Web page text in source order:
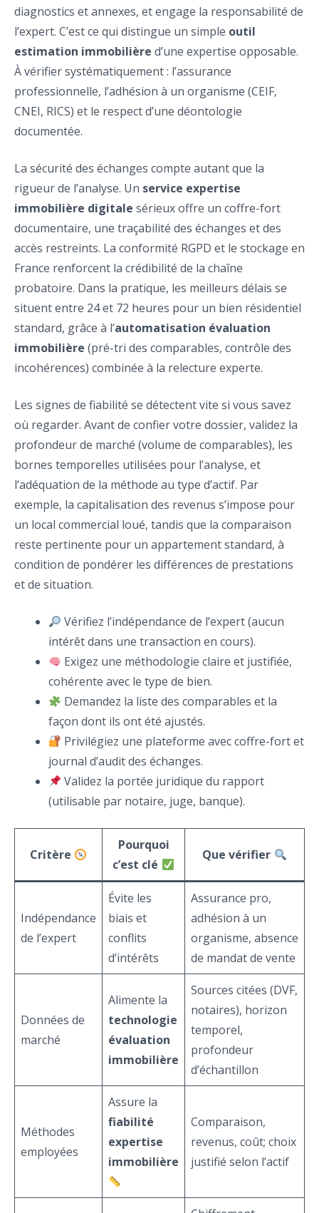
diagnostics et annexes, et engage la responsabilité de
l’expert. C’est ce qui distingue un simple outil
estimation immobilière d’une expertise opposable.
À vérifier systématiquement : l’assurance
professionnelle, l’adhésion à un organisme (CEIF,
CNEI, RICS) et le respect d’une déontologie
documentée.
La sécurité des échanges compte autant que la
rigueur de l’analyse. Un service expertise
immobilière digitale sérieux offre un coffre-fort
documentaire, une traçabilité des échanges et des
accès restreints. La conformité RGPD et le stockage en
France renforcent la crédibilité de la chaîne
probatoire. Dans la pratique, les meilleurs délais se
situent entre 24 et 72 heures pour un bien résidentiel
standard, grâce à l’automatisation évaluation
immobilière (pré-tri des comparables, contrôle des
incohérences) combinée à la relecture experte.
Les signes de fiabilité se détectent vite si vous savez
où regarder. Avant de confier votre dossier, validez la
profondeur de marché (volume de comparables), les
bornes temporelles utilisées pour l’analyse, et
l’adéquation de la méthode au type d’actif. Par
exemple, la capitalisation des revenus s’impose pour
un local commercial loué, tandis que la comparaison
reste pertinente pour un appartement standard, à
condition de pondérer les différences de prestations
et de situation.
Vérifiez l’indépendance de l’expert (aucun
intérêt dans une transaction en cours).
Exigez une méthodologie claire et justifiée,
cohérente avec le type de bien.
Demandez la liste des comparables et la
façon dont ils ont été ajustés.
Privilégiez une plateforme avec coffre-fort et
journal d’audit des échanges.
Validez la portée juridique du rapport
(utilisable par notaire, juge, banque).
Critère
Pourquoi
c’est clé
Que vérifier
Indépendance
de l’expert
Évite les
biais et
conflits
d’intérêts
Assurance pro,
adhésion à un
organisme, absence
de mandat de vente
Données de
marché
Alimente la
technologie
évaluation
immobilière
Sources citées (DVF,
notaires), horizon
temporel,
profondeur
d’échantillon
Méthodes
employées
Assure la
fiabilité
expertise
immobilière
Comparaison,
revenus, coût; choix
justifié selon l’actif